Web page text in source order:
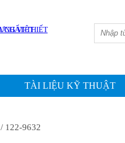
TÀI LIỆU KỸ THUẬT
/ 122-9632